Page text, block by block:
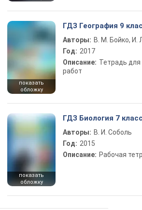
показать
обложку
ГДЗ География 9
Авторы: В. М. Бойко, И.
Год: 2017
Описание: Тетрадь для
работ
показать
обложку
ГДЗ Биология 7 класс
Авторы: В. И. Соболь
Год: 2015
Описание: Рабочая